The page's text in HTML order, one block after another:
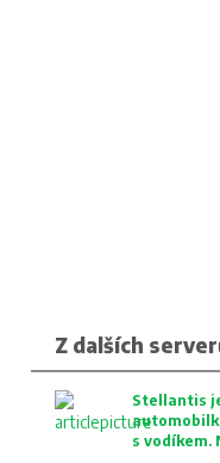
Z dalších
Stellantis
s vodíkem.